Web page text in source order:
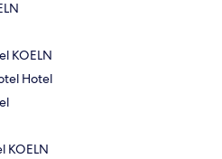
KOELN
Hotel
KOELN